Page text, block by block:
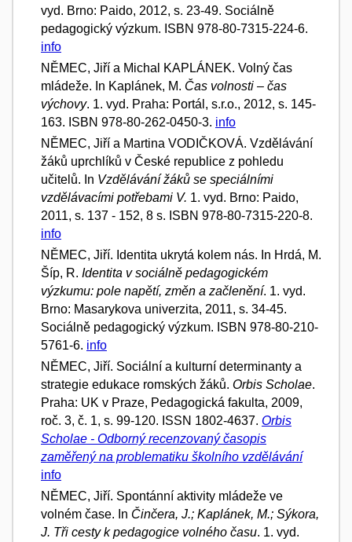
vyd. Brno: Paido, 2012, s. 23-49. Sociálně
pedagogický výzkum. ISBN 978-80-7315-224-6.
info
NĚMEC, Jiří a Michal KAPLÁNEK. Volný čas
mládeže. In Kaplánek, M. Čas volnosti – čas
výchovy. 1. vyd. Praha: Portál, s.r.o., 2012, s. 145-
163. ISBN 978-80-262-0450-3. info
NĚMEC, Jiří a Martina VODIČKOVÁ. Vzdělávání
žáků uprchlíků v České republice z pohledu
učitelů. In Vzdělávání žáků se speciálními
vzdělávacími potřebami V. 1. vyd. Brno: Paido,
2011, s. 137 - 152, 8 s. ISBN 978-80-7315-220-8.
info
NĚMEC, Jiří. Identita ukrytá kolem nás. In Hrdá, M.
Šíp, R. Identita v sociálně pedagogickém
výzkumu: pole napětí, změn a začlenění. 1. vyd.
Brno: Masarykova univerzita, 2011, s. 34-45.
Sociálně pedagogický výzkum. ISBN 978-80-210-
5761-6. info
NĚMEC, Jiří. Sociální a kulturní determinanty a
strategie edukace romských žáků. Orbis Scholae.
Praha: UK v Praze, Pedagogická fakulta, 2009,
roč. 3, č. 1, s. 99-120. ISSN 1802-4637. Orbis
Scholae - Odborný recenzovaný časopis
zaměřený na problematiku školního vzdělávání
info
NĚMEC, Jiří. Spontánní aktivity mládeže ve
volném čase. In Činčera, J.; Kaplánek, M.; Sýkora,
J. Tři cesty k pedagogice volného času. 1. vyd.